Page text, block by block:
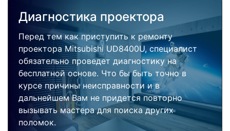
Диагностика проектора
Перед тем как приступить к ремонту
проектора Mitsubishi UD8400U, специалист
обязательно проведет диагностику на
бесплатной основе. Что бы быть точно в
курсе причины неисправности и в
дальнейшем Вам не придется повторно
вызывать мастера для поиска других
поломок.